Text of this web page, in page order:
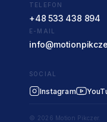
TELEFON
+48 533 438 894
E-MAIL
SOCIAL
Instagram
© 2026 Motion Pikczer.